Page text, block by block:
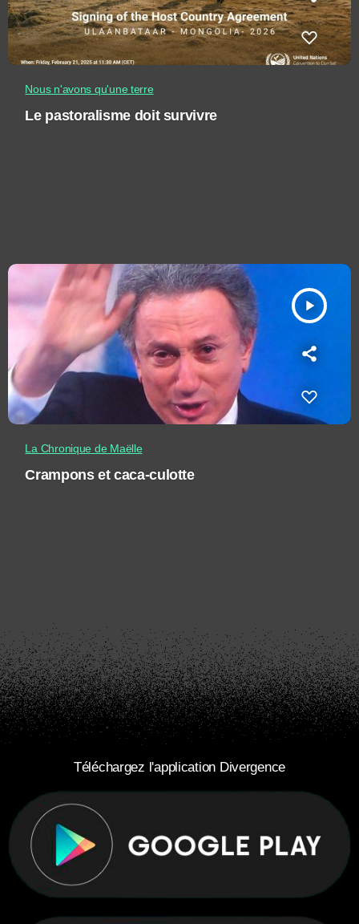
Nous n'avons qu'une terre
Le pastoralisme doit survivre
play_arrow
La Chronique de Maëlle
Crampons et caca-culotte
Téléchargez l'application Divergence